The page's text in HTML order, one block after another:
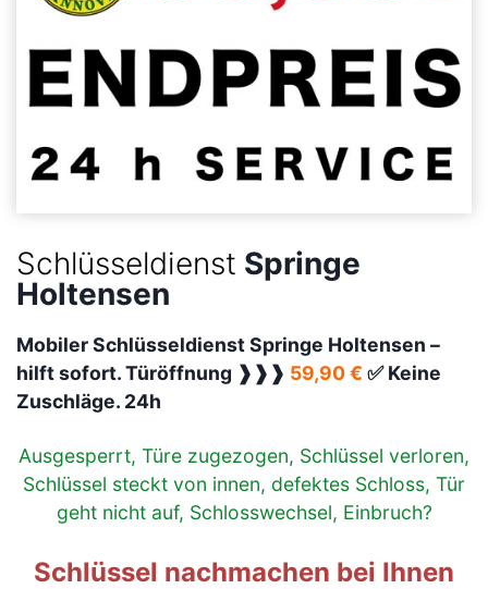
Schlüsseldienst Springe
Holtensen
Mobiler Schlüsseldienst Springe Holtensen –
hilft sofort. Türöffnung ❱❱❱ 59,90 € ✅ Keine
Zuschläge. 24h
Ausgesperrt, Türe zugezogen, Schlüssel verloren,
Schlüssel steckt von innen, defektes Schloss, Tür
geht nicht auf, Schlosswechsel, Einbruch?
Schlüssel nachmachen bei Ihnen